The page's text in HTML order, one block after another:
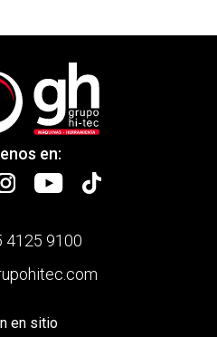
en:
4125 9100
en sitio